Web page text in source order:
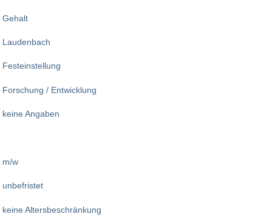
Gehalt
Laudenbach
Festeinstellung
Forschung / Entwicklung
keine Angaben
m/w
unbefristet
keine Altersbeschränkung